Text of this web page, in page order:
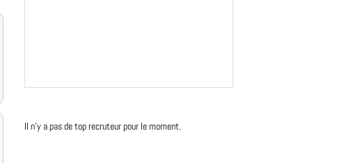
Il n'y a pas de top recruteur pour le moment.